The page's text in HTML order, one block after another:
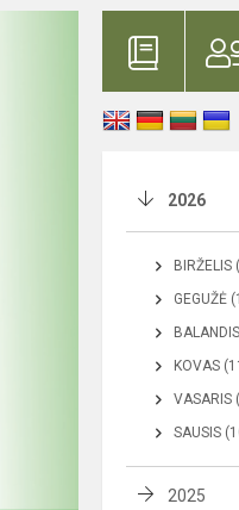
2026
BIRŽELIS
GEGUŽĖ
KOVAS
VASARIS
SAUSIS
2025